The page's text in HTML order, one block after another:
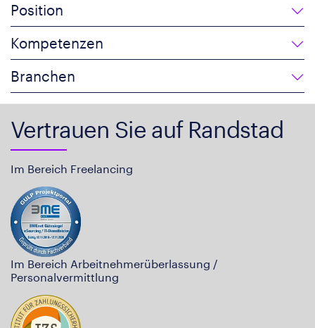
Position
Kompetenzen
Branchen
Vertrauen Sie auf Randstad
Im Bereich Freelancing
Im Bereich Arbeitnehmerüberlassung /
Personalvermittlung